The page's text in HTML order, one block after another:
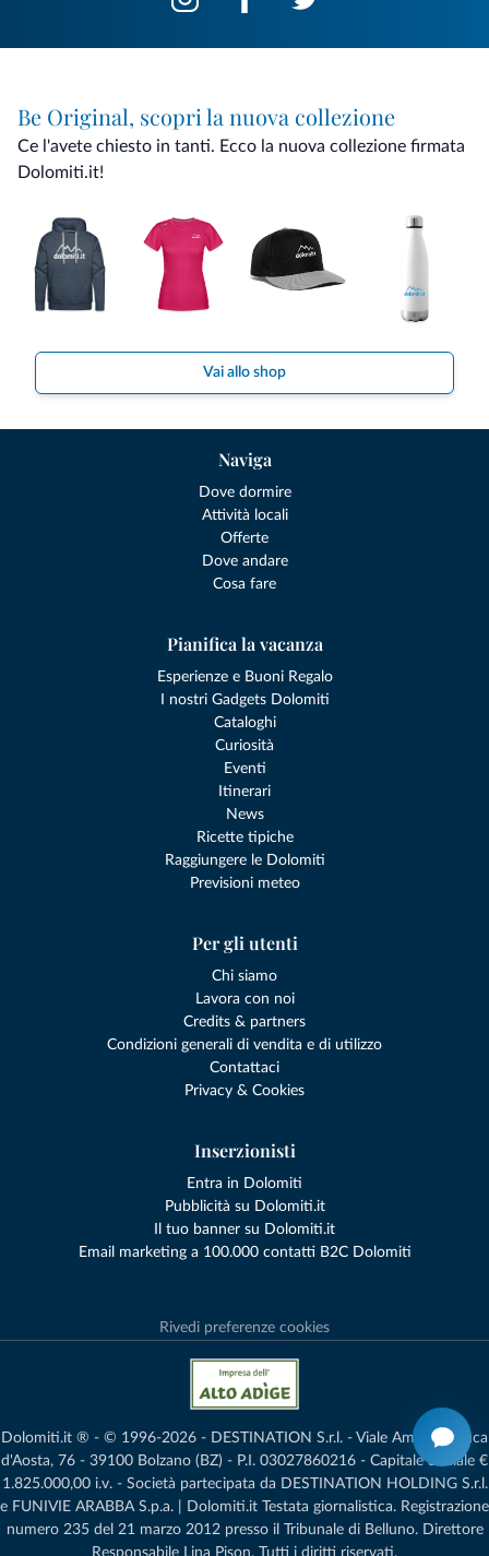
Be Original, scopri la nuova collezione
Ce l'avete chiesto in tanti. Ecco la nuova collezione firmata
Dolomiti.it!
Vai allo shop
Naviga
Dove dormire
Attività locali
Offerte
Dove andare
Cosa fare
Pianifica la vacanza
Esperienze e Buoni Regalo
I nostri Gadgets Dolomiti
Cataloghi
Curiosità
Eventi
Itinerari
News
Ricette tipiche
Raggiungere le Dolomiti
Previsioni meteo
Per gli utenti
Chi siamo
Lavora con noi
Credits & partners
Condizioni generali di vendita e di utilizzo
Contattaci
Privacy & Cookies
Inserzionisti
Entra in Dolomiti
Pubblicità su Dolomiti.it
Il tuo banner su Dolomiti.it
Email marketing a 100.000 contatti B2C Dolomiti
Rivedi preferenze cookies
Dolomiti.it ® - © 1996-2026 - DESTINATION S.r.l. - Viale Amedeo Duca
d'Aosta, 76 - 39100 Bolzano (BZ) - P.I. 03027860216 - Capitale Sociale €
1.825.000,00 i.v. - Società partecipata da DESTINATION HOLDING S.r.l.
e FUNIVIE ARABBA S.p.a. | Dolomiti.it Testata giornalistica. Registrazione
numero 235 del 21 marzo 2012 presso il Tribunale di Belluno.­ Direttore
Responsabile Lina Pison. Tutti i diritti riservati.